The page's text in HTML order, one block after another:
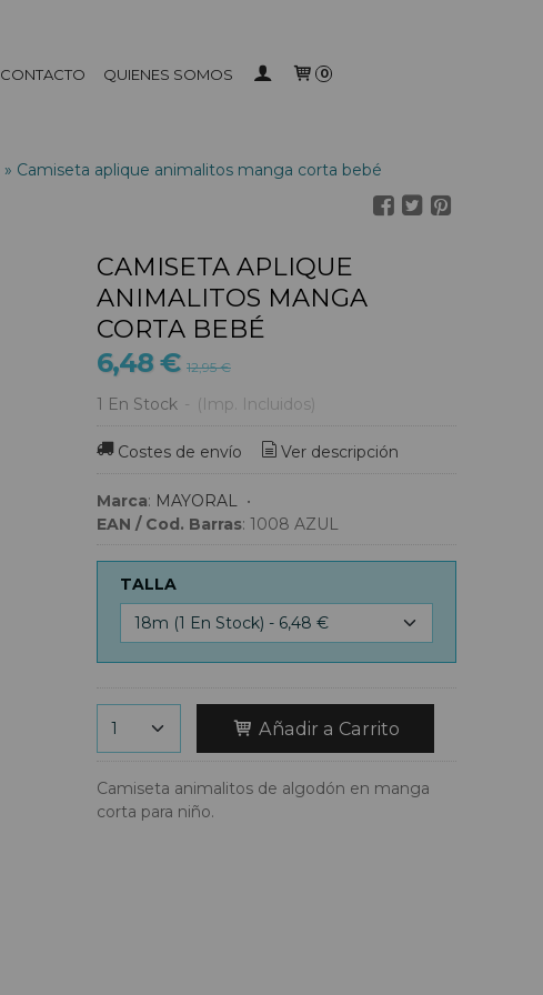
CONTACTO QUIENES SOMOS 0
» Camiseta aplique animalitos manga corta bebé
CAMISETA APLIQUE
ANIMALITOS MANGA
CORTA BEBÉ
6,48 € 12,95 €
1 En Stock - (Imp. Incluidos)
Costes de envío Ver descripción
Marca: MAYORAL •
EAN / Cod. Barras: 1008 AZUL
TALLA
Añadir a Carrito
Camiseta animalitos de algodón en manga
corta para niño.